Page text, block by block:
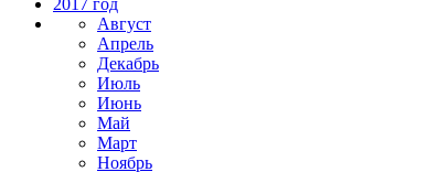
2017 год
Август
Апрель
Декабрь
Июль
Июнь
Май
Март
Ноябрь